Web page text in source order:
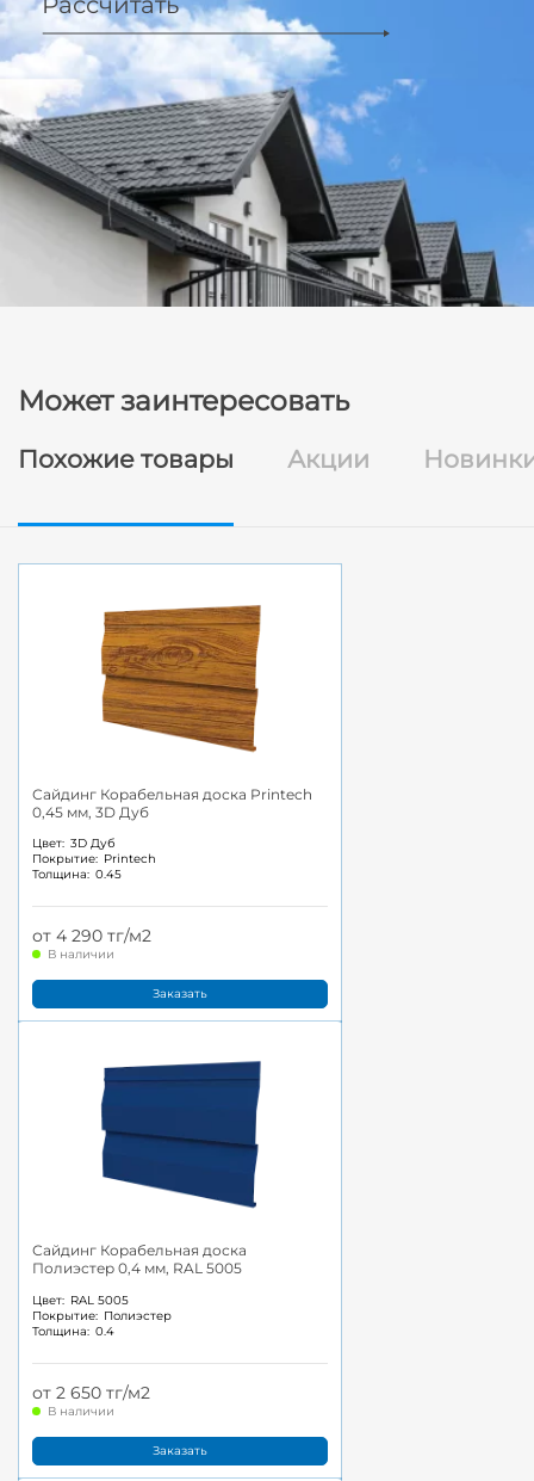
Может заинтересовать
Похожие товары Акции
Сайдинг Корабельная доска Printech
0,45 мм, 3D Дуб
Цвет: 3D Дуб
Покрытие: Printech
Толщина: 0.45
от 4 290 тг/м2
В наличии
Заказать
Сайдинг Корабельная доска
Полиэстер 0,4 мм, RAL 5005
Цвет: RAL 5005
Покрытие: Полиэстер
Толщина: 0.4
от 2 650 тг/м2
В наличии
Заказать